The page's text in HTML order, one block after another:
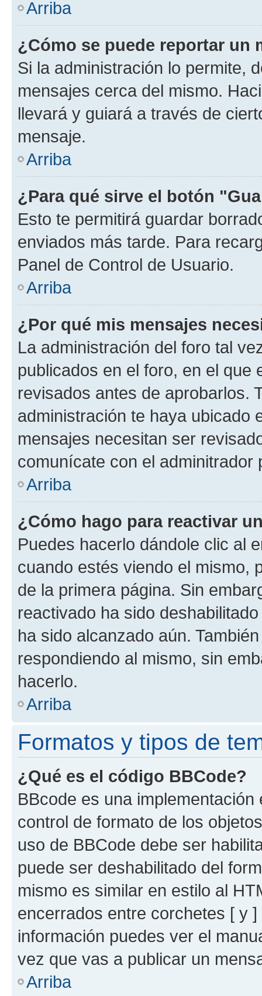
Arriba
¿Cómo se puede reportar un
Si la administración lo permite,
mensajes cerca del mismo.
llevará y guiará a través de
mensaje.
Arriba
¿Para qué sirve el botón
Esto te permitirá guardar
enviados más tarde. Para
Panel de Control de Usuario.
Arriba
¿Por qué mis mensajes
La administración del foro tal
publicados en el foro, en el
revisados antes de aprobarlos.
administración te haya ubicado
mensajes necesitan ser
comunícate con el
Arriba
¿Cómo hago para reactivar
Puedes hacerlo dándole clic al
cuando estés viendo el mismo,
de la primera página. Sin
reactivado ha sido
ha sido alcanzado aún.
respondiendo al mismo, sin
hacerlo.
Arriba
Formatos y tipos de
¿Qué es el código BBCode?
BBcode es una
control de formato de los
uso de BBCode debe ser
puede ser deshabilitado del
mismo es similar en estilo al
encerrados entre corchetes [ y
información puedes ver el
vez que vas a publicar un
Arriba